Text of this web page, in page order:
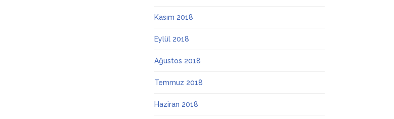
Kasım 2018
Eylül 2018
Ağustos 2018
Temmuz 2018
Haziran 2018